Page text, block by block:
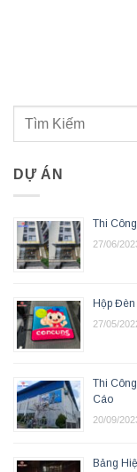
DỰ ÁN
Thi
27/06/
Hộp
27/05/
Thi
Cáo
20/09/
Bảng